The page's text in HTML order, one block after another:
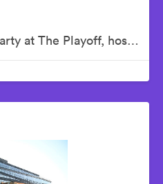
12th Annual Allstate Party at The Playoff, hosted by ESPN & College Football Playoff